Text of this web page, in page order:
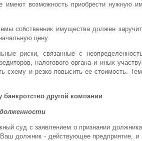
имеют возможность приобрести нужную
собственник имущества должен
цену.
риски, связанные с
налогового органа и иных
схему и резко повысить ее стоимость.
банкротство другой компании
суд с заявлением о признании
должник - действующее предприятие,